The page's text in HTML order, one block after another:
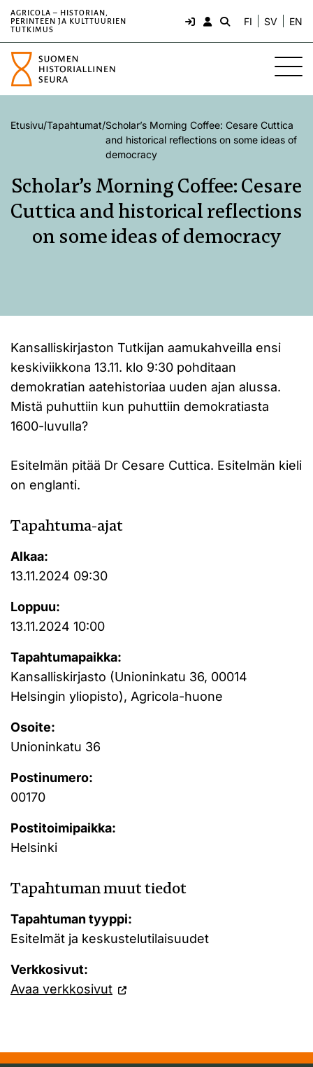
AGRICOLA – HISTORIAN,
PERINTEEN JA KULTTUURIEN
TUTKIMUS
FI SV EN
Etusivu/Tapahtumat/Scholar’s Morning Coffee: Cesare Cuttica
and historical reflections on some ideas of
democracy
Scholar’s Morning Coffee: Cesare
Cuttica and historical reflections
on some ideas of democracy
Kansalliskirjaston Tutkijan aamukahveilla ensi
keskiviikkona 13.11. klo 9:30 pohditaan
demokratian aatehistoriaa uuden ajan alussa.
Mistä puhuttiin kun puhuttiin demokratiasta
1600-luvulla?
Esitelmän pitää Dr Cesare Cuttica. Esitelmän kieli
on englanti.
Tapahtuma-ajat
Alkaa:
13.11.2024 09:30
Loppuu:
13.11.2024 10:00
Tapahtumapaikka:
Kansalliskirjasto (Unioninkatu 36, 00014
Helsingin yliopisto), Agricola-huone
Osoite:
Unioninkatu 36
Postinumero:
00170
Postitoimipaikka:
Helsinki
Tapahtuman muut tiedot
Tapahtuman tyyppi:
Esitelmät ja keskustelutilaisuudet
Verkkosivut:
Avaa verkkosivut